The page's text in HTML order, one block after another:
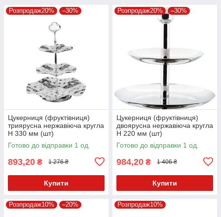
Розпродаж20% –30%
Цукерниця (фруктівниця)
триярусна нержавіюча кругла
H 330 мм (шт)
Готово до відправки 1 од.
893,20 ₴ 1 276 ₴
Купити
Розпродаж20% –30%
Цукерниця (фруктівниця)
двоярусна нержавіюча кругла
H 220 мм (шт)
Готово до відправки 1 од.
984,20 ₴ 1 406 ₴
Купити
Розпродаж10% –20% Розпродаж10%